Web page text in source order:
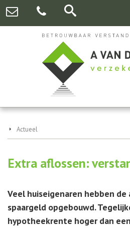
Actueel
Extra aflossen:
Veel huiseigenaren hebben
spaargeld opgebouwd.
hypotheekrente hoger dan